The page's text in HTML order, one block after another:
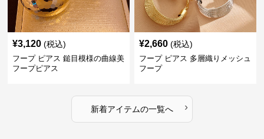
¥3,120 (税込)
フープ ピアス 鎚目模様の曲線美
フープピアス
¥2,660 (税込)
フープ ピアス 多層織りメッシュ
フープ
新着アイテムの一覧へ ›